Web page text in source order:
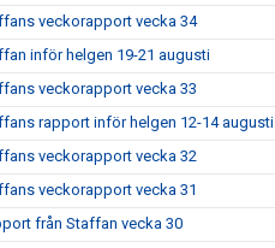
veckorapport vecka 34
inför helgen 19-21 augusti
veckorapport vecka 33
rapport inför helgen 12-14 augusti
veckorapport vecka 32
veckorapport vecka 31
från Staffan vecka 30